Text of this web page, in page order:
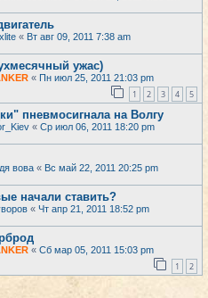
« Вт авг 09, 2011 7:38 am
ужас)
« Пн июл 25, 2011 21:03 pm
1 2 3 4 5
пневмосигнала на Волгу
« Ср июл 06, 2011 18:20 pm
вова « Вс май 22, 2011 20:25 pm
начали ставить?
« Чт апр 21, 2011 18:52 pm
« Сб мар 05, 2011 15:03 pm
1 2